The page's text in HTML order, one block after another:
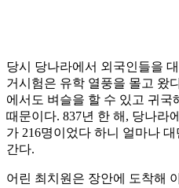
당시 당나라에서 외국인들을
거시험은 유학 열풍을 몰고 왔
에서도 벼슬을 할 수 있고 귀국
때문이다. 837년 한 해, 당나라
가 216명이었다 하니 얼마나
간다.
어린 최치원은 장안에 도착해